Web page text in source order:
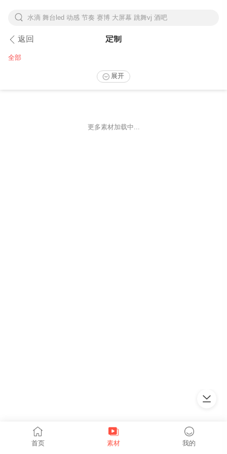
水滴 舞台led 动感 节奏 赛博 大屏幕 跳舞vj 酒吧
返回 定制
全部
展开
更多素材加载中...
上拉加载
首页 素材 我的